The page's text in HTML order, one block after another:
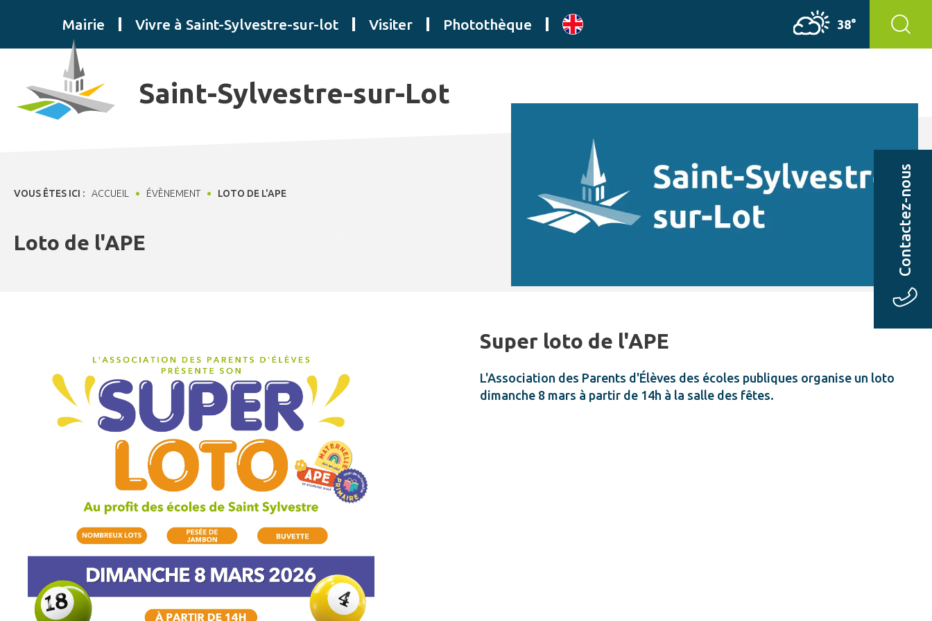
Mairie Vivre à Saint-Sylvestre-sur-lot Visiter Photothèque 38°
Saint-Sylvestre-sur-Lot
Contactez-nous
VOUS ÊTES ICI : ACCUEIL ÉVÈNEMENT LOTO DE L'APE
Loto de l'APE
Super loto de l'APE
L'Association des Parents d'Élèves des écoles publiques organise un loto
dimanche 8 mars à partir de 14h à la salle des fêtes.